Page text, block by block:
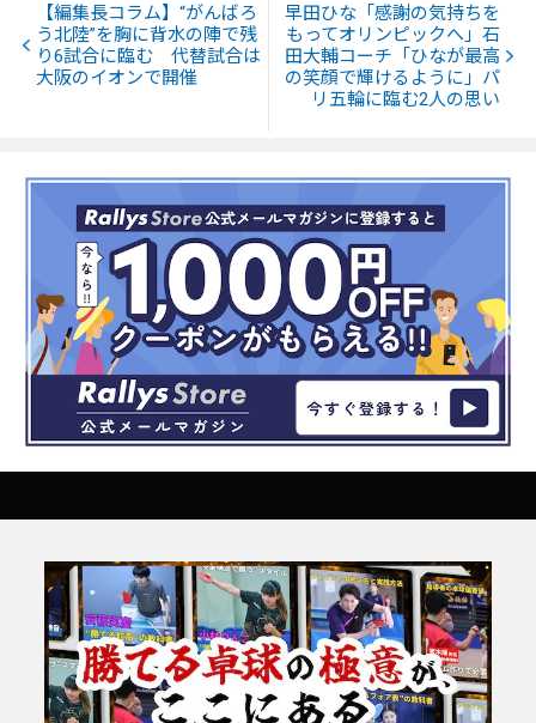
【編集長コラム】“がんばろ
う北陸”を胸に背水の陣で残
り6試合に臨む 代替試合は
大阪のイオンで開催
早田ひな「感謝の気持ちを
もってオリンピックへ」石
田大輔コーチ「ひなが最高
の笑顔で輝けるように」パ
リ五輪に臨む2人の思い